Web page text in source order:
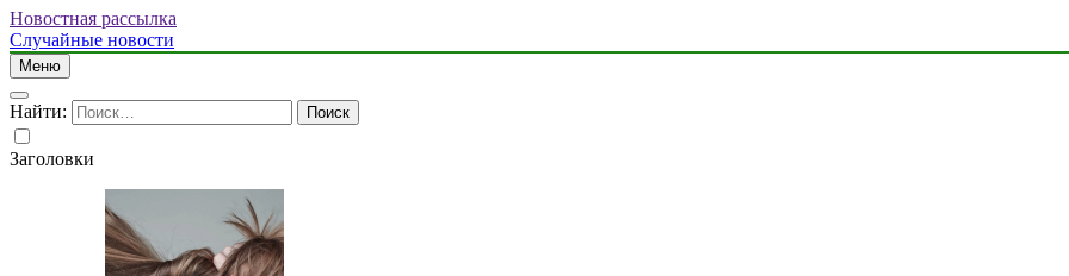
Новостная рассылка
Случайные новости
Меню
Найти:
Заголовки